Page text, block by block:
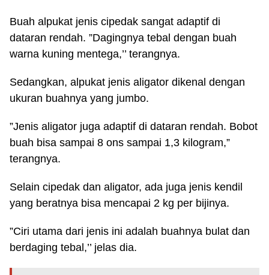
Buah alpukat jenis cipedak sangat adaptif di
dataran rendah. ”Dagingnya tebal dengan buah
warna kuning mentega,’’ terangnya.
Sedangkan, alpukat jenis aligator dikenal dengan
ukuran buahnya yang jumbo.
”Jenis aligator juga adaptif di dataran rendah. Bobot
buah bisa sampai 8 ons sampai 1,3 kilogram,”
terangnya.
Selain cipedak dan aligator, ada juga jenis kendil
yang beratnya bisa mencapai 2 kg per bijinya.
”Ciri utama dari jenis ini adalah buahnya bulat dan
berdaging tebal,’’ jelas dia.